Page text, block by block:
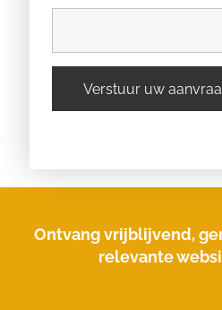
Ontvang vrijblijvend,
relevante